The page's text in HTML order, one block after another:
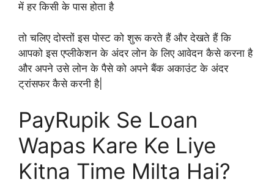
में हर किसी के पास होता है
तो चलिए दोस्तों इस पोस्ट को शुरू करते हैं और देखते हैं कि
आपको इस एप्लीकेशन के अंदर लोन के लिए आवेदन कैसे करना है
और अपने उसे लोन के पैसे को अपने बैंक अकाउंट के अंदर
ट्रांसफर कैसे करनी है|
PayRupik Se Loan
Wapas Kare Ke Liye
Kitna Time Milta Hai?